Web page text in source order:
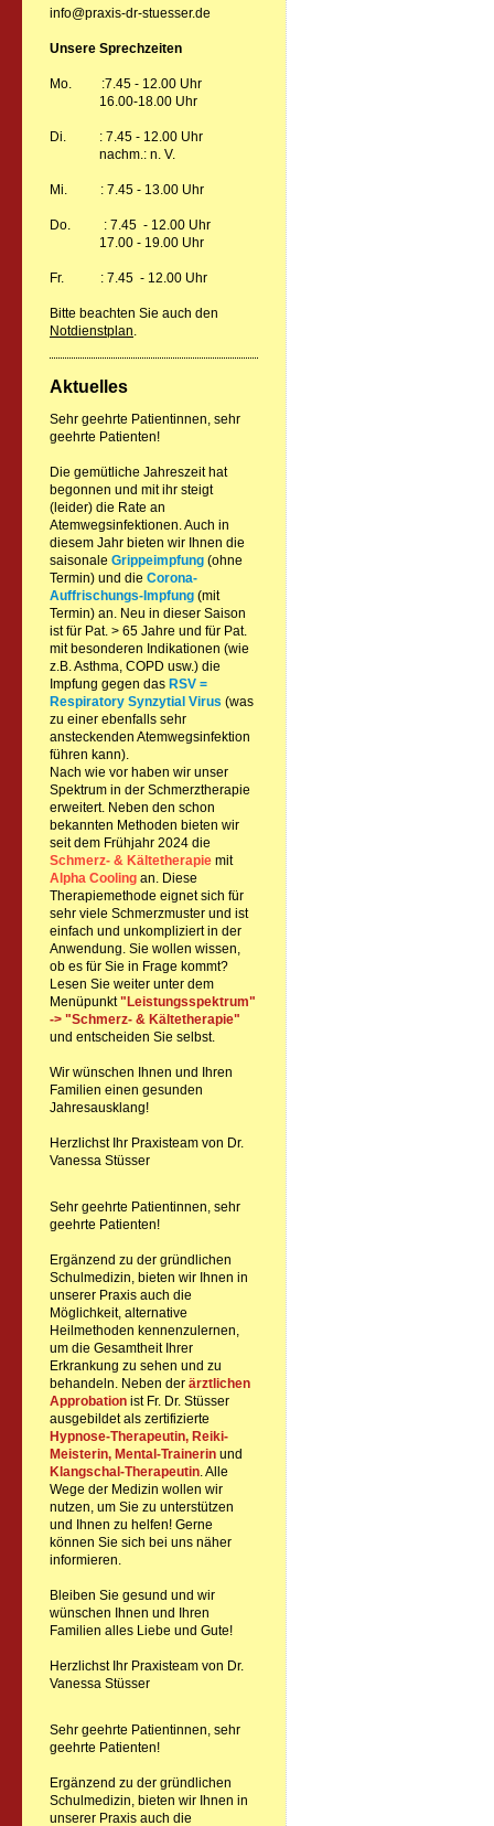
info@praxis-dr-stuesser.de
Unsere Sprechzeiten
Mo. :7.45 - 12.00 Uhr
16.00-18.00 Uhr
Di. : 7.45 - 12.00 Uhr
nachm.: n. V.
Mi. : 7.45 - 13.00 Uhr
Do. : 7.45 - 12.00 Uhr
17.00 - 19.00 Uhr
Fr. : 7.45 - 12.00 Uhr
Bitte beachten Sie auch den
Notdienstplan.
Aktuelles
Sehr geehrte Patientinnen, sehr
geehrte Patienten!
Die gemütliche Jahreszeit hat
begonnen und mit ihr steigt
(leider) die Rate an
Atemwegsinfektionen. Auch in
diesem Jahr bieten wir Ihnen die
saisonale Grippeimpfung (ohne
Termin) und die Corona-
Auffrischungs-Impfung (mit
Termin) an. Neu in dieser Saison
ist für Pat. > 65 Jahre und für Pat.
mit besonderen Indikationen (wie
z.B. Asthma, COPD usw.) die
Impfung gegen das RSV =
Respiratory Synzytial Virus (was
zu einer ebenfalls sehr
ansteckenden Atemwegsinfektion
führen kann).
Nach wie vor haben wir unser
Spektrum in der Schmerztherapie
erweitert. Neben den schon
bekannten Methoden bieten wir
seit dem Frühjahr 2024 die
Schmerz- & Kältetherapie mit
Alpha Cooling an. Diese
Therapiemethode eignet sich für
sehr viele Schmerzmuster und ist
einfach und unkompliziert in der
Anwendung. Sie wollen wissen,
ob es für Sie in Frage kommt?
Lesen Sie weiter unter dem
Menüpunkt"Leistungsspektrum"
-> "Schmerz- & Kältetherapie"
und entscheiden Sie selbst.
Wir wünschen Ihnen und Ihren
Familien einen gesunden
Jahresausklang!
Herzlichst Ihr Praxisteam von Dr.
Vanessa Stüsser
Sehr geehrte Patientinnen, sehr
geehrte Patienten!
Ergänzend zu der gründlichen
Schulmedizin, bieten wir Ihnen in
unserer Praxis auch die
Möglichkeit, alternative
Heilmethoden kennenzulernen,
um die Gesamtheit Ihrer
Erkrankung zu sehen und zu
behandeln. Neben der ärztlichen
Approbation ist Fr. Dr. Stüsser
ausgebildet als zertifizierte
Hypnose-Therapeutin, Reiki-
Meisterin, Mental-Trainerin und
Klangschal-Therapeutin. Alle
Wege der Medizin wollen wir
nutzen, um Sie zu unterstützen
und Ihnen zu helfen! Gerne
können Sie sich bei uns näher
informieren.
Bleiben Sie gesund und wir
wünschen Ihnen und Ihren
Familien alles Liebe und Gute!
Herzlichst Ihr Praxisteam von Dr.
Vanessa Stüsser
Sehr geehrte Patientinnen, sehr
geehrte Patienten!
Ergänzend zu der gründlichen
Schulmedizin, bieten wir Ihnen in
unserer Praxis auch die